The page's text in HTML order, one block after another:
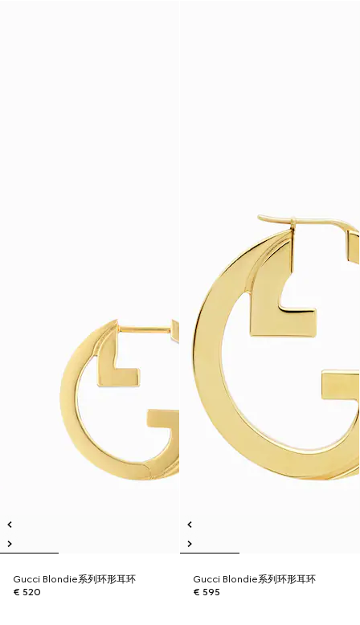
Gucci Blondie系列环形耳环
€ 520
Gucci Blondie系列环形耳环
€ 595